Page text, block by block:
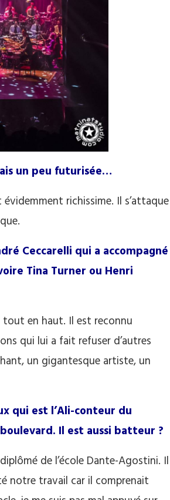
un peu futurisée…
évidemment richissime. Il s’attaque
Ceccarelli qui a accompagné
Tina Turner ou Henri
tout en haut. Il est reconnu
qui lui a fait refuser d’autres
un gigantesque artiste, un
qui est l’Ali-conteur du
Il est aussi batteur ?
de l’école Dante-Agostini. Il
notre travail car il comprenait